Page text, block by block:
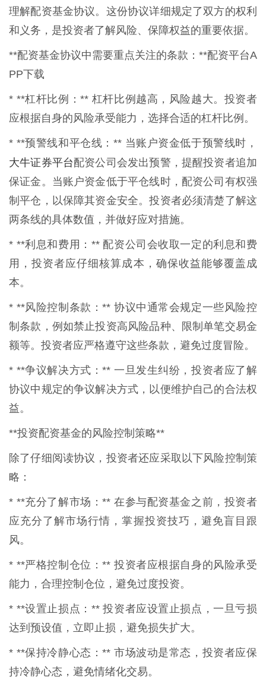
理解配资基金协议。这份协议详细规定了双方的权利
和义务，是投资者了解风险、保障权益的重要依据。
**配资基金协议中需要重点关注的条款：**配资平台A
PP下载
* **杠杆比例：** 杠杆比例越高，风险越大。投资者
应根据自身的风险承受能力，选择合适的杠杆比例。
* **预警线和平仓线：** 当账户资金低于预警线时，
大牛证券平台配资公司会发出预警，提醒投资者追加
保证金。当账户资金低于平仓线时，配资公司有权强
制平仓，以保障其资金安全。投资者必须清楚了解这
两条线的具体数值，并做好应对措施。
* **利息和费用：** 配资公司会收取一定的利息和费
用，投资者应仔细核算成本，确保收益能够覆盖成
本。
* **风险控制条款：** 协议中通常会规定一些风险控
制条款，例如禁止投资高风险品种、限制单笔交易金
额等。投资者应严格遵守这些条款，避免过度冒险。
* **争议解决方式：** 一旦发生纠纷，投资者应了解
协议中规定的争议解决方式，以便维护自己的合法权
益。
**投资配资基金的风险控制策略**
除了仔细阅读协议，投资者还应采取以下风险控制策
略：
* **充分了解市场：** 在参与配资基金之前，投资者
应充分了解市场行情，掌握投资技巧，避免盲目跟
风。
* **严格控制仓位：** 投资者应根据自身的风险承受
能力，合理控制仓位，避免过度投资。
* **设置止损点：** 投资者应设置止损点，一旦亏损
达到预设值，立即止损，避免损失扩大。
* **保持冷静心态：** 市场波动是常态，投资者应保
持冷静心态，避免情绪化交易。